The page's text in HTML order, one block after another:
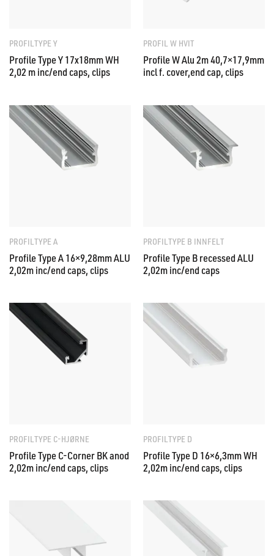
PROFILTYPE Y
Profile Type Y 17x18mm WH
2,02 m inc/end caps, clips
PROFIL W HVIT
Profile W Alu 2m 40,7×17,9mm
incl f. cover,end cap, clips
PROFILTYPE A
Profile Type A 16×9,28mm ALU
2,02m inc/end caps, clips
PROFILTYPE B INNFELT
Profile Type B recessed ALU
2,02m inc/end caps
PROFILTYPE C-HJØRNE
Profile Type C-Corner BK anod
2,02m inc/end caps, clips
PROFILTYPE D
Profile Type D 16×6,3mm WH
2,02m inc/end caps, clips